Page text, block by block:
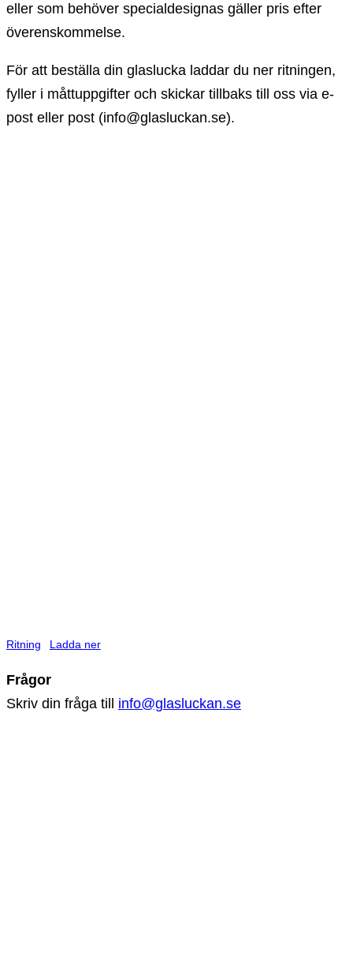
eller som behöver specialdesignas gäller pris efter
överenskommelse.
För att beställa din glaslucka laddar du ner ritningen,
fyller i måttuppgifter och skickar tillbaks till oss via e-
post eller post (info@glasluckan.se).
Ritning Ladda ner
Frågor
Skriv din fråga till info@glasluckan.se